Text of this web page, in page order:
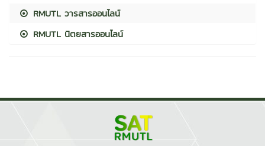
RMUTL วารสารออนไลน์
RMUTL นิตยสารออนไลน์